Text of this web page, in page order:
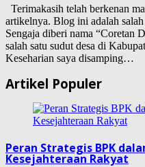
Terimakasih telah berkenan
artikelnya. Blog ini adalah
Sengaja diberi nama “Coretan
salah satu sudut desa di
Keseharian saya disamping…
Artikel Populer
Peran Strategis BPK
Kesejahteraan Rakyat